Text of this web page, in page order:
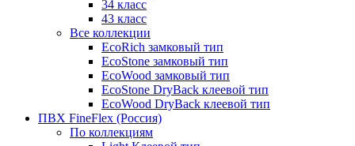
34 класс
43 класс
Все коллекции
EcoRich замковый тип
EcoStone замковый тип
EcoWood замковый тип
EcoStone DryBack клеевой тип
EcoWood DryBack клеевой тип
ПВХ FineFlex (Россия)
По коллекциям